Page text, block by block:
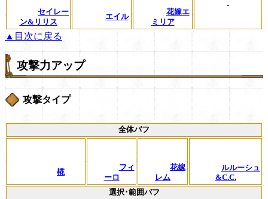
セイレー
ン&リリス
エイル
花嫁エ
ミリア
-
▲目次に戻る
攻撃力アップ
攻撃タイプ
全体バフ
椛
フィ
ーロ
花嫁
レム
ルルーシュ
&C.C.
選択･範囲バフ